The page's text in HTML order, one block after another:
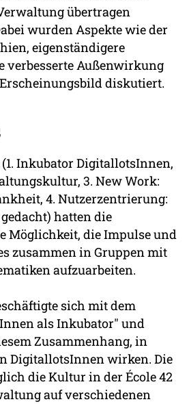
übertragen
wurden Aspekte wie der
eigenständigere
verbesserte Außenwirkung
diskutiert.
Inkubator DigitallotsInnen,
3. New Work:
4. Nutzerzentrierung:
hatten die
Möglichkeit, die Impulse und
zusammen in Gruppen mit
aufzuarbeiten.
sich mit dem
als Inkubator" und
Zusammenhang, in
DigitallotsInnen wirken. Die
die Kultur in der École 42
auf verschiedenen